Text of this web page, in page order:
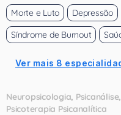
Morte e Luto
Depressão
Síndrome de Burnout
Ver mais 8
Neuropsicologia Psicanálise
Psicoterapia Psicanalítica